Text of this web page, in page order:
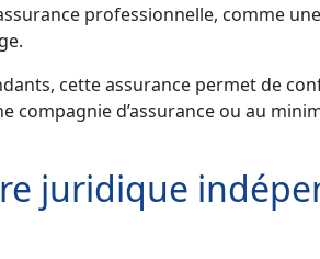
professionnelle, comme
cette assurance permet de
d’assurance ou au
juridique